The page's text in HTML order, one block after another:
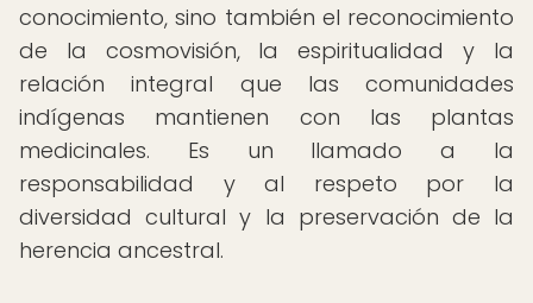
conocimiento, sino también el reconocimiento
de la cosmovisión, la espiritualidad y la
relación integral que las comunidades
indígenas mantienen con las plantas
medicinales. Es un llamado a la
responsabilidad y al respeto por la
diversidad cultural y la preservación de la
herencia ancestral.